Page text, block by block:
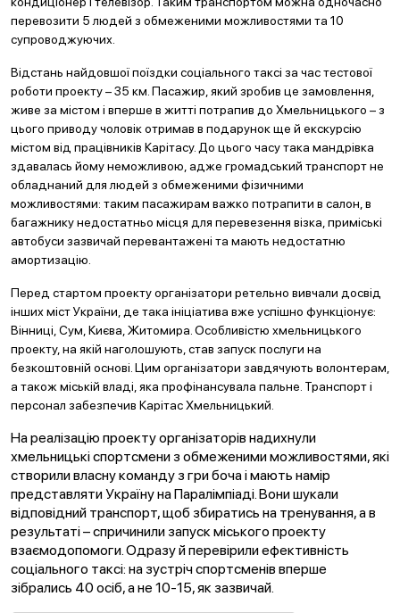
перевозити 5 людей з обмеженими можливостями та 10
супроводжуючих.
Відстань найдовшої поїздки соціального таксі за час тестової
роботи проекту – 35 км. Пасажир, який зробив це замовлення,
живе за містом і вперше в житті потрапив до Хмельницького – з
цього приводу чоловік отримав в подарунок ще й екскурсію
містом від працівників Карітасу. До цього часу така мандрівка
здавалась йому неможливою, адже громадський транспорт не
обладнаний для людей з обмеженими фізичними
можливостями: таким пасажирам важко потрапити в салон, в
багажнику недостатньо місця для перевезення візка, приміські
автобуси зазвичай перевантажені та мають недостатню
амортизацію.
Перед стартом проекту організатори ретельно вивчали досвід
інших міст України, де така ініціатива вже успішно функціонує:
Вінниці, Сум, Києва, Житомира. Особливістю хмельницького
проекту, на якій наголошують, став запуск послуги на
безкоштовній основі. Цим організатори завдячують волонтерам,
а також міській владі, яка профінансувала пальне. Транспорт і
персонал забезпечив Карітас Хмельницький.
На реалізацію проекту організаторів надихнули
хмельницькі спортсмени з обмеженими можливостями, які
створили власну команду з гри боча і мають намір
представляти Україну на Паралімпіаді. Вони шукали
відповідний транспорт, щоб збиратись на тренування, а в
результаті – спричинили запуск міського проекту
взаємодопомоги. Одразу й перевірили ефективність
соціального таксі: на зустріч спортсменів вперше
зібрались 40 осіб, а не 10-15, як зазвичай.